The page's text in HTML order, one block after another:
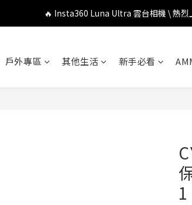
🔥 DJI OSMO POCKET 4P 口袋相機 \ 熱
🔥 Insta360 Luna Ultra 雲台相機 \ 熱烈
🔥 DJI OSMO POCKET 4P 口袋相機 \ 熱
戶外專區 其他生活 新手必看
1